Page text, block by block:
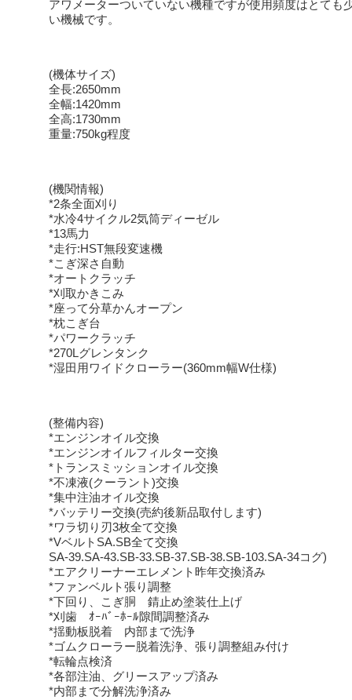
アワメーターついていない機種ですが使用頻度はとても
い機械です。
(機体サイズ)
全長:2650mm
全幅:1420mm
全高:1730mm
重量:750kg程度
(機関情報)
*2条全面刈り
*水冷4サイクル2気筒ディーゼル
*13馬力
*走行:HST無段変速機
*こぎ深さ自動
*オートクラッチ
*刈取かきこみ
*座って分草かんオープン
*枕こぎ台
*パワークラッチ
*270Lグレンタンク
*湿田用ワイドクローラー(360mm幅W仕様)
(整備内容)
*エンジンオイル交換
*エンジンオイルフィルター交換
*トランスミッションオイル交換
*不凍液(クーラント)交換
*集中注油オイル交換
*バッテリー交換(売約後新品取付します)
*ワラ切り刃3枚全て交換
*VベルトSA.SB全て交換
SA-39.SA-43.SB-33.SB-37.SB-38.SB-103.SA-34コグ)
*エアクリーナーエレメント昨年交換済み
*ファンベルト張り調整
*下回り、こぎ胴 錆止め塗装仕上げ
*刈歯 ｵｰﾊﾞｰﾎｰﾙ隙間調整済み
*揺動板脱着 内部まで洗浄
*ゴムクローラー脱着洗浄、張り調整組み付け
*転輪点検済
*各部注油、グリースアップ済み
*内部まで分解洗浄済み